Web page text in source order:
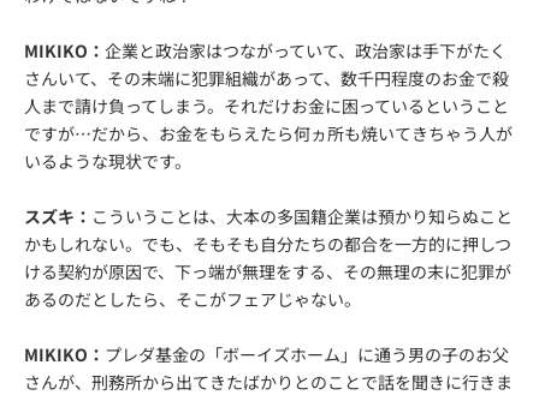
MIKIKO： 企業と政治家はつながっていて、政治家は手下がたく
さんいて、その末端に犯罪組織があって、数千円程度のお金で殺
人まで請け負ってしまう。それだけお金に困っているということ
ですが…だから、お金をもらえたら何ヵ所も焼いてきちゃう人が
いるような現状です。
スズキ： こういうことは、大本の多国籍企業は預かり知らぬこと
かもしれない。でも、そもそも自分たちの都合を一方的に押しつ
ける契約が原因で、下っ端が無理をする、その無理の末に犯罪が
あるのだとしたら、そこがフェアじゃない。
MIKIKO： プレダ基金の「ボーイズホーム」に通う男の子のお父
さんが、刑務所から出てきたばかりとのことで話を聞きに行きま